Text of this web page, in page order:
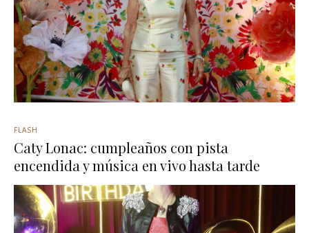
FLASH
Caty Lonac: cumpleaños con pista
encendida y música en vivo hasta tarde